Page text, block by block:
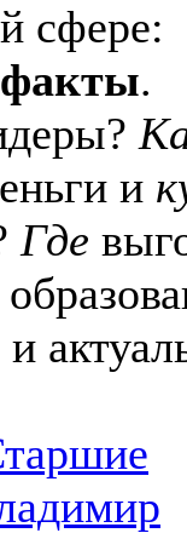
сфере:
факты.
и
Где